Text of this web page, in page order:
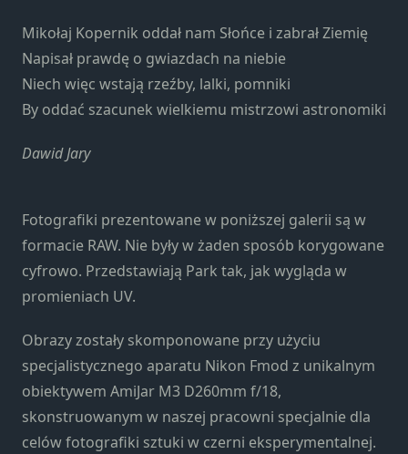
Mikołaj Kopernik oddał nam Słońce i zabrał Ziemię
Napisał prawdę o gwiazdach na niebie
Niech więc wstają rzeźby, lalki, pomniki
By oddać szacunek wielkiemu mistrzowi astronomiki
Dawid Jary
Fotografiki prezentowane w poniższej galerii są w
formacie RAW. Nie były w żaden sposób korygowane
cyfrowo. Przedstawiają Park tak, jak wygląda w
promieniach UV.
Obrazy zostały skomponowane przy użyciu
specjalistycznego aparatu Nikon Fmod z unikalnym
obiektywem AmiJar M3 D260mm f/18,
skonstruowanym w naszej pracowni specjalnie dla
celów fotografiki sztuki w czerni eksperymentalnej.
one potrzebne
do
funkcjonowania
strony
Statystyka
Abyśmy mogli
poprawić
funkcjonalność
i strukturę